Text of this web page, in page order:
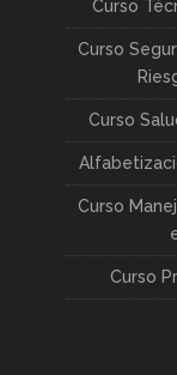
Curso
Curso
Curso
Curso
Curso